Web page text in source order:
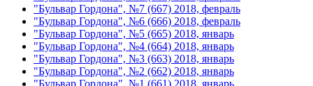
"Бульвар Гордона", №7 (667) 2018, февраль
"Бульвар Гордона", №6 (666) 2018, февраль
"Бульвар Гордона", №5 (665) 2018, январь
"Бульвар Гордона", №4 (664) 2018, январь
"Бульвар Гордона", №3 (663) 2018, январь
"Бульвар Гордона", №2 (662) 2018, январь
"Бульвар Гордона", №1 (661) 2018, январь